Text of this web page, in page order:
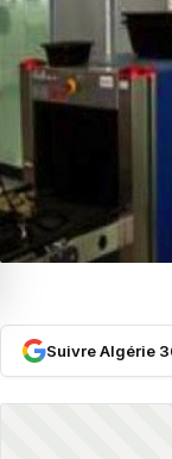
Suivre Algérie